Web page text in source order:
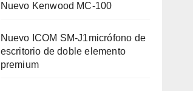
Nuevo Kenwood MC-100
Nuevo ICOM SM-J1micrófono de
escritorio de doble elemento
premium